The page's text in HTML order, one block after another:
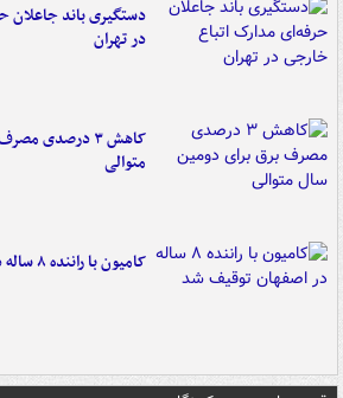
دستگیری باند جاعلان
در تهران
کاهش ۳ درصدی
متوالی
کامیون با راننده ۸ ساله در اصفهان توقیف شد